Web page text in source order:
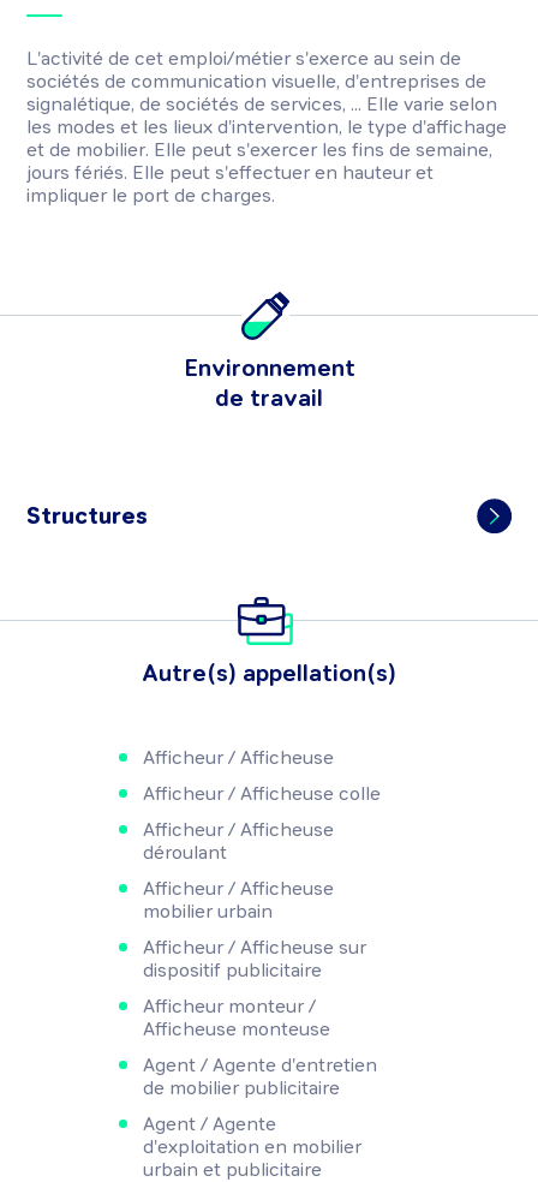
L'activité de cet emploi/métier s'exerce au sein de
sociétés de communication visuelle, d'entreprises de
signalétique, de sociétés de services, ... Elle varie selon
les modes et les lieux d'intervention, le type d'affichage
et de mobilier. Elle peut s'exercer les fins de semaine,
jours fériés. Elle peut s'effectuer en hauteur et
impliquer le port de charges.
Environnement
de travail
Structures
Autre(s) appellation(s)
Afficheur / Afficheuse
Afficheur / Afficheuse colle
Afficheur / Afficheuse
déroulant
Afficheur / Afficheuse
mobilier urbain
Afficheur / Afficheuse sur
dispositif publicitaire
Afficheur monteur /
Afficheuse monteuse
Agent / Agente d'entretien
de mobilier publicitaire
Agent / Agente
d'exploitation en mobilier
urbain et publicitaire